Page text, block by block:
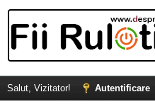
Salut, Vizitator! Autentificare